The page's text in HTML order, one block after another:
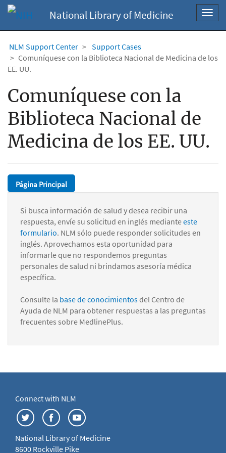
National Library of Medicine
NLM Support Center
Support Cases
Comuníquese con la Biblioteca Nacional de Medicina de los
EE. UU.
Comuníquese con la
Biblioteca Nacional de
Medicina de los EE. UU.
Página Principal
Si busca información de salud y desea recibir una
respuesta, envíe su solicitud en inglés medianteeste
formulario. NLM sólo puede responder solicitudes en
inglés. Aprovechamos esta oportunidad para
informarle que no respondemos preguntas
personales de salud ni brindamos asesoría médica
específica.
Consulte la base de conocimientosdel Centro de
Ayuda de NLM para obtener respuestas a las preguntas
frecuentes sobre MedlinePlus.
Connect with NLM
National Library of Medicine
8600 Rockville Pike